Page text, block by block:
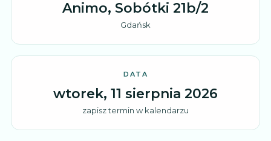
Animo, Sobótki 21b/2
Gdańsk
DATA
wtorek, 11 sierpnia 2026
zapisz termin w kalendarzu